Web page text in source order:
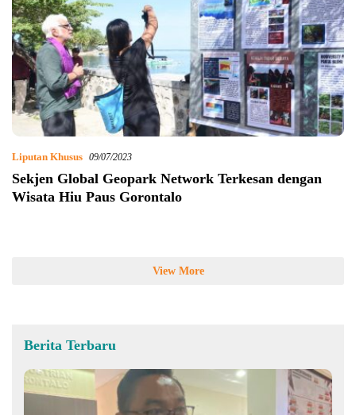
Liputan Khusus 09/07/2023
Sekjen Global Geopark Network Terkesan dengan
Wisata Hiu Paus Gorontalo
View More
Berita Terbaru